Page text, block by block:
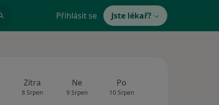
Přihlásit se Jste lékař?
Zítra
8 Srpen
Ne
9 Srpen
Po
10 Srpen